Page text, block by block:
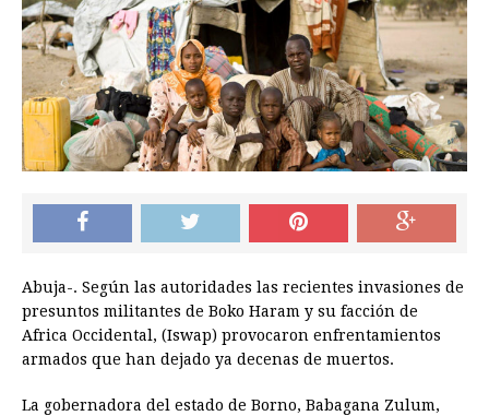
Abuja-. Según las autoridades las recientes invasiones de
presuntos militantes de Boko Haram y su facción de
Africa Occidental, (Iswap) provocaron enfrentamientos
armados que han dejado ya decenas de muertos.
La gobernadora del estado de Borno, Babagana Zulum,